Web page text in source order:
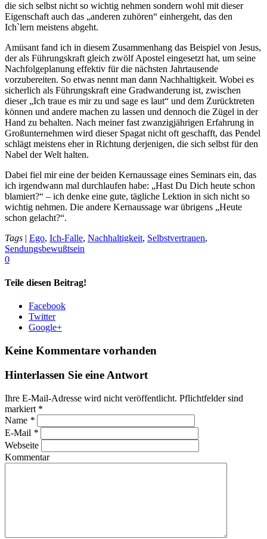
die sich selbst nicht so wichtig nehmen sondern wohl mit dieser
Eigenschaft auch das „anderen zuhören“ einhergeht, das den
Ich`lern meistens abgeht.
Amüsant fand ich in diesem Zusammenhang das Beispiel von Jesus,
der als Führungskraft gleich zwölf Apostel eingesetzt hat, um seine
Nachfolgeplanung effektiv für die nächsten Jahrtausende
vorzubereiten. So etwas nennt man dann Nachhaltigkeit. Wobei es
sicherlich als Führungskraft eine Gradwanderung ist, zwischen
dieser „Ich traue es mir zu und sage es laut“ und dem Zurücktreten
können und andere machen zu lassen und dennoch die Zügel in der
Hand zu behalten. Nach meiner fast zwanzigjährigen Erfahrung in
Großunternehmen wird dieser Spagat nicht oft geschafft, das Pendel
schlägt meistens eher in Richtung derjenigen, die sich selbst für den
Nabel der Welt halten.
Dabei fiel mir eine der beiden Kernaussage eines Seminars ein, das
ich irgendwann mal durchlaufen habe: „Hast Du Dich heute schon
blamiert?“ – ich denke eine gute, tägliche Lektion in sich nicht so
wichtig nehmen. Die andere Kernaussage war übrigens „Heute
schon gelacht?“.
Tags | Ego, Ich-Falle, Nachhaltigkeit, Selbstvertrauen,
Sendungsbewußtsein
0
Teile diesen Beitrag!
Facebook
Twitter
Google+
Keine Kommentare vorhanden
Hinterlassen Sie eine Antwort
Ihre E-Mail-Adresse wird nicht veröffentlicht. Pflichtfelder sind
markiert *
Name *
E-Mail *
Webseite
Kommentar